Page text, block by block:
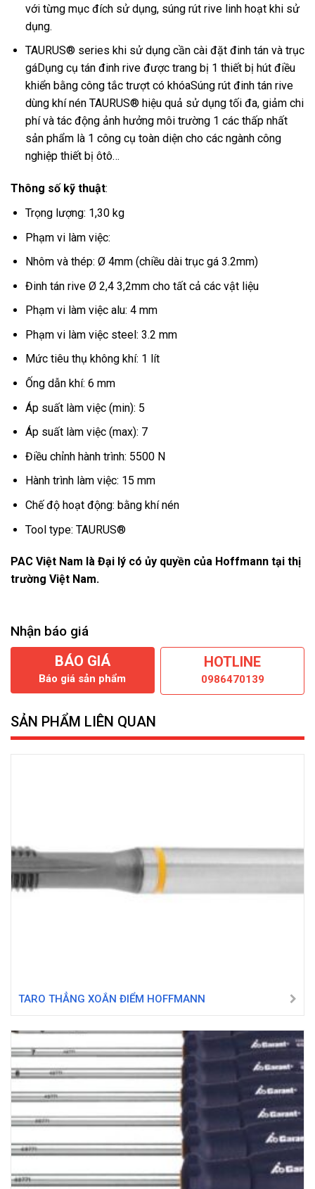
với từng mục đích sử dụng, súng rút rive linh hoạt khi sử
dụng.
TAURUS® series khi sử dụng cần cài đặt đinh tán và trục
gáDụng cụ tán đinh rive được trang bị 1 thiết bị hút điều
khiển bằng công tắc trượt có khóaSúng rút đinh tán rive
dùng khí nén TAURUS® hiệu quả sử dụng tối đa, giảm chi
phí và tác động ảnh hưởng môi trường 1 các thấp nhất
sản phẩm là 1 công cụ toàn diện cho các ngành công
nghiệp thiết bị ôtô…
Thông số kỹ thuật:
Trọng lượng: 1,30 kg
Phạm vi làm việc:
Nhôm và thép: Ø 4mm (chiều dài trục gá 3.2mm)
Đinh tán rive Ø 2,4 3,2mm cho tất cả các vật liệu
Phạm vi làm việc alu: 4 mm
Phạm vi làm việc steel: 3.2 mm
Mức tiêu thụ không khí: 1 lít
Ống dẫn khí: 6 mm
Áp suất làm việc (min): 5
Áp suất làm việc (max): 7
Điều chỉnh hành trình: 5500 N
Hành trình làm việc: 15 mm
Chế độ hoạt động: bằng khí nén
Tool type: TAURUS®
PAC Việt Nam là Đại lý có ủy quyền của Hoffmann tại thị
trường Việt Nam.
Nhận báo giá
BÁO GIÁ
Báo giá sản phẩm
HOTLINE
0986470139
SẢN PHẨM LIÊN QUAN
TARO THẲNG XOẮN ĐIỂM HOFFMANN